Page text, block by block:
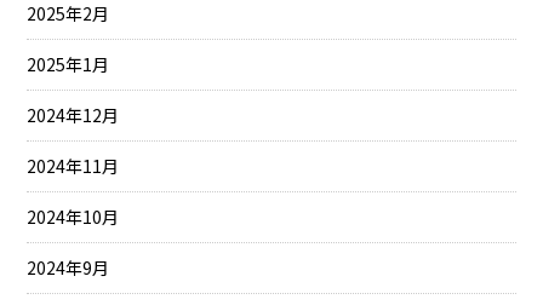
2025年2月
2025年1月
2024年12月
2024年11月
2024年10月
2024年9月